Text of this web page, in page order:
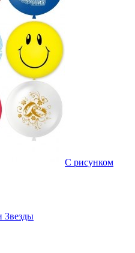
C рисунком
Звезды